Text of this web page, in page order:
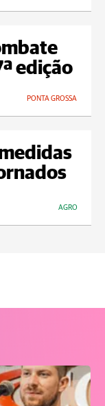
edição
PONTA GROSSA
AGRO